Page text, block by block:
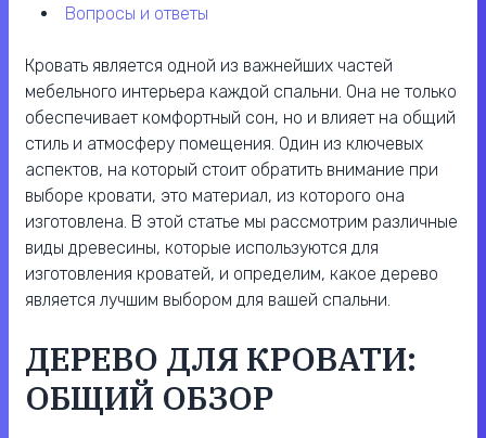
вопросы и ответы
Кровать является одной из важнейших частей
мебельного интерьера каждой спальни. Она не только
обеспечивает комфортный сон, но и влияет на общий
стиль и атмосферу помещения. Один из ключевых
аспектов, на который стоит обратить внимание при
выборе кровати, это материал, из которого она
изготовлена. В этой статье мы рассмотрим различные
виды древесины, которые используются для
изготовления кроватей, и определим, какое дерево
является лучшим выбором для вашей спальни.
ДЕРЕВО ДЛЯ КРОВАТИ:
ОБЩИЙ ОБЗОР